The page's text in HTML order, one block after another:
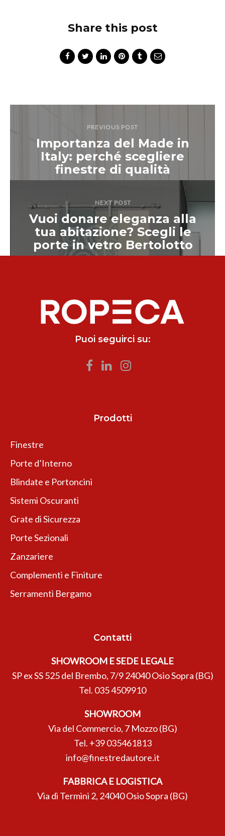
Share this post
PREVIOUS POST
Importanza del Made in
Italy: perché scegliere
finestre di qualità
NEXT POST
Vuoi donare eleganza alla
tua abitazione? Scegli le
porte in vetro Bertolotto
Puoi seguirci su:
Prodotti
Finestre
Porte d’Interno
Blindate e Portoncini
Sistemi Oscuranti
Grate di Sicurezza
Porte Sezionali
Zanzariere
Complementi e Finiture
Serramenti Bergamo
Contatti
SHOWROOM E SEDE LEGALE
SP ex SS 525 del Brembo, 7/9 24040 Osio Sopra (BG)
Tel. 035 4509910
SHOWROOM
Via del Commercio, 7 Mozzo (BG)
Tel. +39 035461813
info@finestredautore.it
FABBRICA E LOGISTICA
Via di Termini 2, 24040 Osio Sopra (BG)